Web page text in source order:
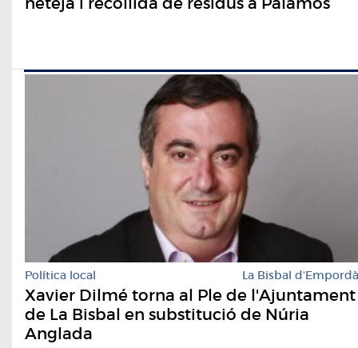
Política local La Bisbal d'Empordà
Xavier Dilmé torna al Ple de l'Ajuntament
de La Bisbal en substitució de Núria
Anglada